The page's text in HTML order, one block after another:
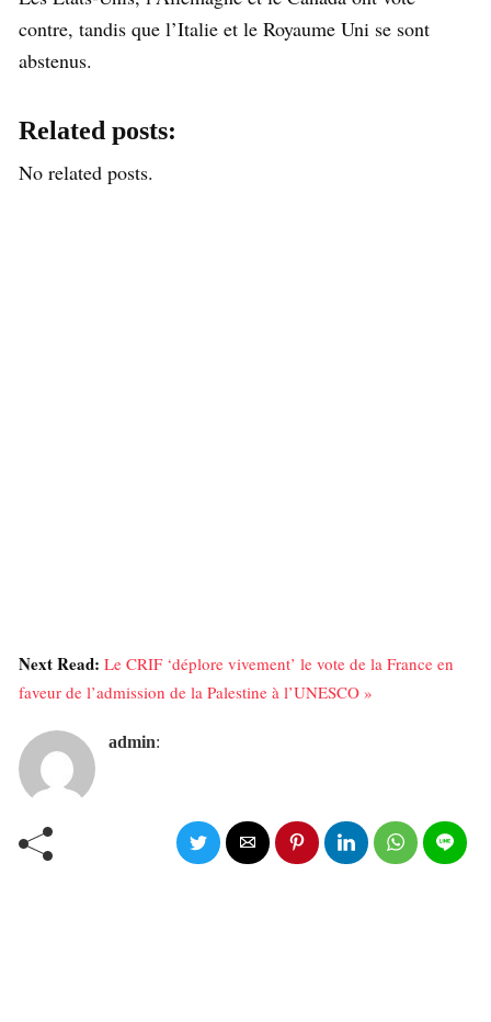
contre, tandis que l’Italie et le Royaume Uni se sont
abstenus.
Related posts:
No related posts.
Next Read: Le CRIF ‘déplore vivement’ le vote de la France en
faveur de l’admission de la Palestine à l’UNESCO »
admin: